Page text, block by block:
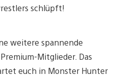
schlüpft!
weitere spannende
Mitglieder. Das
euch in Monster Hunter